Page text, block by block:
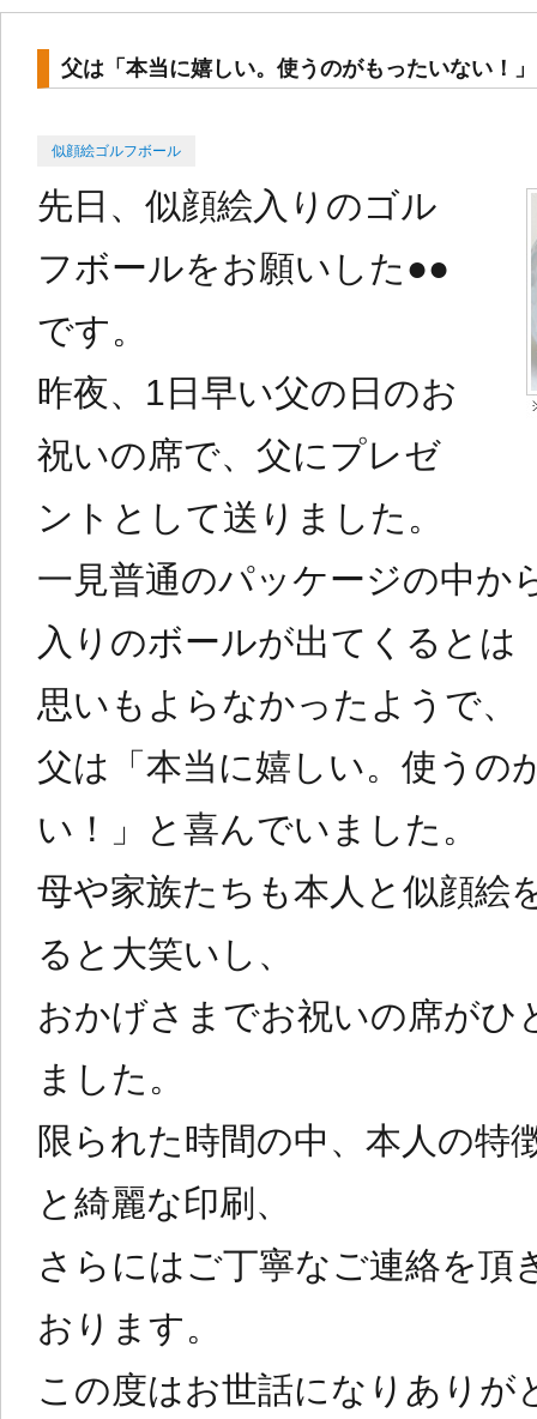
父は「本当に嬉しい。使うのがもったいない！
Posted
on
似顔絵ゴルフボール
先日、似顔絵入りのゴル
フボールをお願いした●●
です。
昨夜、1日早い父の日のお
祝いの席で、父にプレゼ
ントとして送りました。
一見普通のパッケージの中か
入りのボールが出てくるとは
思いもよらなかったようで、
父は「本当に嬉しい。使うの
い！」と喜んでいました。
母や家族たちも本人と似顔絵
ると大笑いし、
おかげさまでお祝いの席がひ
ました。
限られた時間の中、本人の特
と綺麗な印刷、
さらにはご丁寧なご連絡を頂
おります。
この度はお世話になりありが